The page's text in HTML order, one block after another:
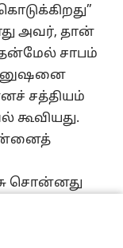
அவர், தான்
சாபம்
சத்தியம்
கூவியது.
சொன்னது
அழுதார்.